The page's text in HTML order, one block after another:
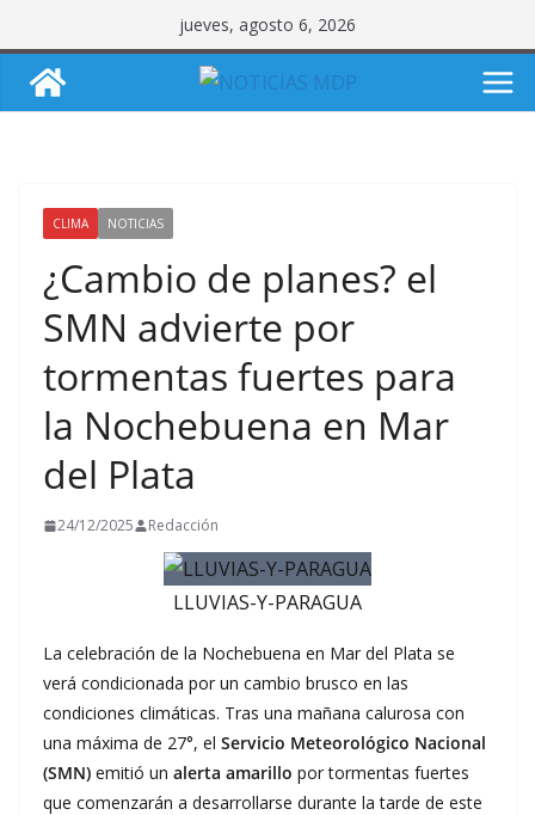
al
contenido
jueves, agosto 6, 2026
CLIMA NOTICIAS
¿Cambio de planes? el
SMN advierte por
tormentas fuertes para
la Nochebuena en Mar
del Plata
24/12/2025 Redacción
LLUVIAS-Y-PARAGUA
La celebración de la Nochebuena en Mar del Plata se
verá condicionada por un cambio brusco en las
condiciones climáticas. Tras una mañana calurosa con
una máxima de 27°, el Servicio Meteorológico Nacional
(SMN) emitió un alerta amarillo por tormentas fuertes
que comenzarán a desarrollarse durante la tarde de este